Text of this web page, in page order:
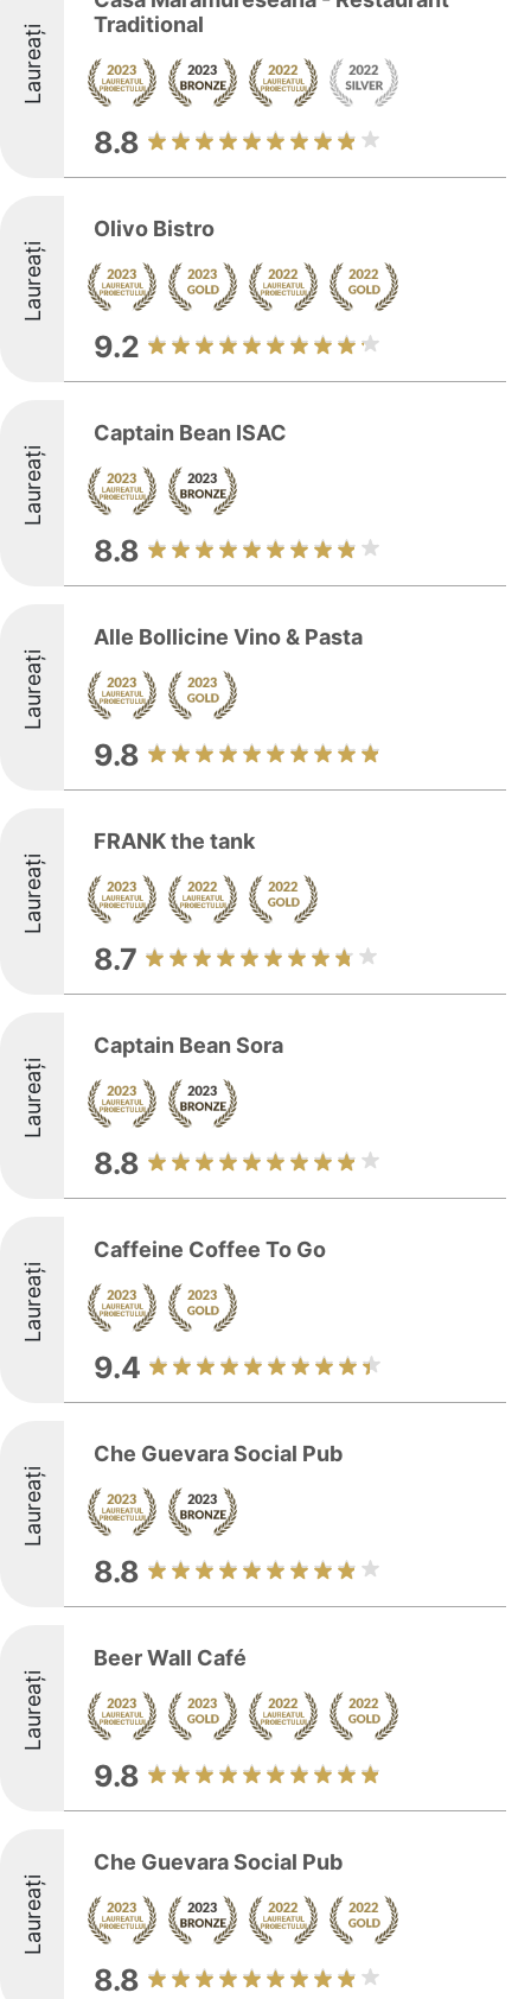
Laureați
Traditional
8.8
Laureați
Olivo Bistro
9.2
Laureați
Captain Bean ISAC
8.8
Laureați
Alle Bollicine Vino & Pasta
9.8
Laureați
FRANK the tank
8.7
Laureați
Captain Bean Sora
8.8
Laureați
Caffeine Coffee To Go
9.4
Laureați
Che Guevara Social Pub
8.8
Laureați
Beer Wall Café
9.8
Laureați
Che Guevara Social Pub
8.8